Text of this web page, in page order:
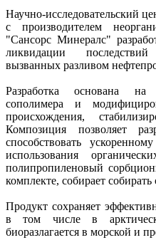
Научно-исследовательский
с производителем
"Сансорс Минералс"
ликвидации
вызванных разливом
Разработка основана на
сополимера и
происхождения,
Композиция позволяет
способствовать
использования
полипропиленовый
комплекте, собирает
Продукт сохраняет
в том числе в
биоразлагается в морской и